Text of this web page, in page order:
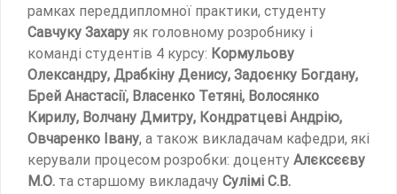
рамках переддипломної практики, студенту
Савчуку Захару як головному розробнику і
команді студентів 4 курсу: Кормульову
Олександру, Драбкіну Денису, Задоєнку Богдану,
Брей Анастасії, Власенко Тетяні, Волосянко
Кирилу, Волчану Дмитру, Кондратцеві Андрію,
Овчаренко Івану, а також викладачам кафедри, які
керували процесом розробки: доценту Алєксєєву
М.О. та старшому викладачу Сулімі С.В.